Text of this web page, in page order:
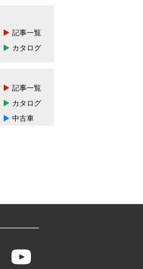
記事一覧
カタログ
記事一覧
カタログ
中古車